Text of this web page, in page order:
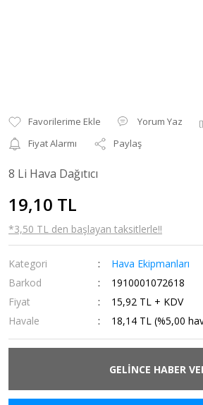
Yorum Yaz
Fiyat Alarmı
Paylaş
8 Li Hava Dağıtıcı
19,10 TL
*3,50 TL den başlayan taksitlerle!!
Kategori
Hava Ekipmanları
Barkod
1910001072618
Fiyat
15,92 TL + KDV
Havale
18,14 TL (%5,00
GELİNCE HABER